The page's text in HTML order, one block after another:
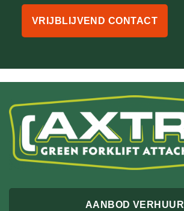
VRIJBLIJVEND CONTACT
AANBOD VERHUUR